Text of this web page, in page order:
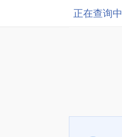
正在查询中